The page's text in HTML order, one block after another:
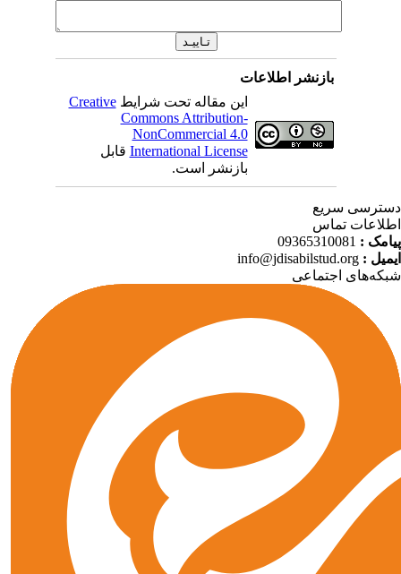
بازنشر اطلاعات
این مقاله تحت شرایطCreative
Commons Attribution-
NonCommercial 4.0
International Licenseقابل
بازنشر است.
سریع
تماس
:
09365310081
:
info@jdisabilstud.org
اجتماعی